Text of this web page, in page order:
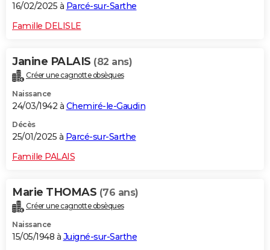
16/02/2025 à Parcé-sur-Sarthe
Famille DELISLE
Janine PALAIS (82 ans)
Créer une cagnotte obsèques
Naissance
24/03/1942 à Chemiré-le-Gaudin
Décès
25/01/2025 à Parcé-sur-Sarthe
Famille PALAIS
Marie THOMAS (76 ans)
Créer une cagnotte obsèques
Naissance
15/05/1948 à Juigné-sur-Sarthe